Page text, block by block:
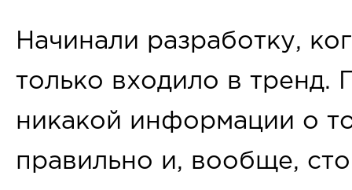
Начинали разработку,
только входило в тренд.
никакой информации о
правильно и, вообще,